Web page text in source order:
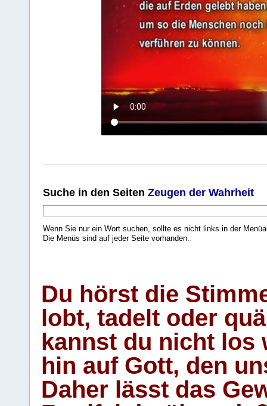
Suche in den Seiten Zeugen der Wahrheit
Wenn Sie nur ein Wort suchen, sollte es nicht links in der
Die Menüs sind auf jeder Seite vorhanden.
Du hörst die
lobt, tadelt oder
kannst du nicht los
hin auf Gott, den
Daher lässt das